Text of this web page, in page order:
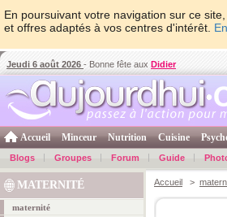
En poursuivant votre navigation sur ce
et offres adaptés à vos centres d'intérêt.
Jeudi 6 août 2026 - Bonne fête aux Didier
Accueil Minceur Nutrition Cuisine
Blogs Groupes Forum Guide
MATERNITÉ
maternité
Accueil >